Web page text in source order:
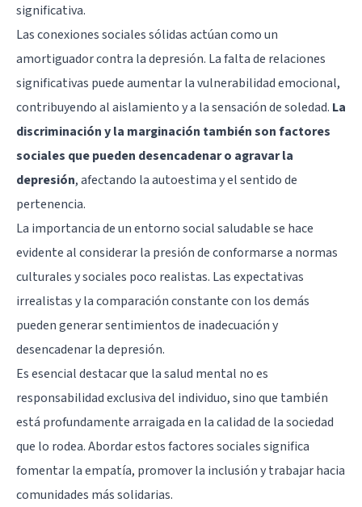
significativa.
Las conexiones sociales sólidas actúan como un
amortiguador contra la depresión. La falta de relaciones
significativas puede aumentar la vulnerabilidad emocional,
contribuyendo al aislamiento y a la sensación de soledad. La
discriminación y la marginación también son factores
sociales que pueden desencadenar o agravar la
depresión, afectando la autoestima y el sentido de
pertenencia.
La importancia de un entorno social saludable se hace
evidente al considerar la presión de conformarse a normas
culturales y sociales poco realistas. Las expectativas
irrealistas y la comparación constante con los demás
pueden generar sentimientos de inadecuación y
desencadenar la depresión.
Es esencial destacar que la salud mental no es
responsabilidad exclusiva del individuo, sino que también
está profundamente arraigada en la calidad de la sociedad
que lo rodea. Abordar estos factores sociales significa
fomentar la empatía, promover la inclusión y trabajar hacia
comunidades más solidarias.